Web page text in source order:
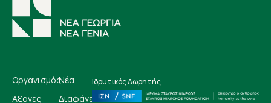
Οργανισμός
Άξονες
Νέα
Διαφάνεια
Ιδρυτικός Δωρητής